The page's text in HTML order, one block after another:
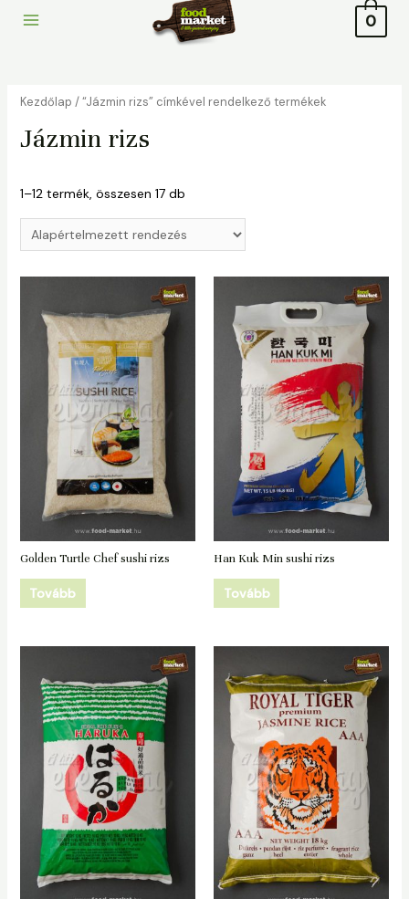
0
Kezdőlap / “Jázmin rizs” címkével rendelkező termékek
Jázmin rizs
1–12 termék, összesen 17 db
Golden Turtle Chef sushi rizs
Tovább
Han Kuk Min sushi rizs
Tovább